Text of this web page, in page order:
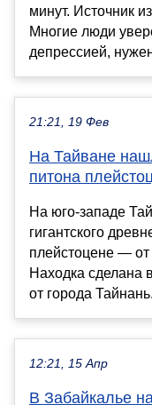
минут. Источник
Многие люди
депрессией,
21:21, 19 Фев
На Тайване
питона
На юго-западе
гигантского
плейстоцене — от
Находка сделана
от города
12:21, 15 Апр
В Забайкалье